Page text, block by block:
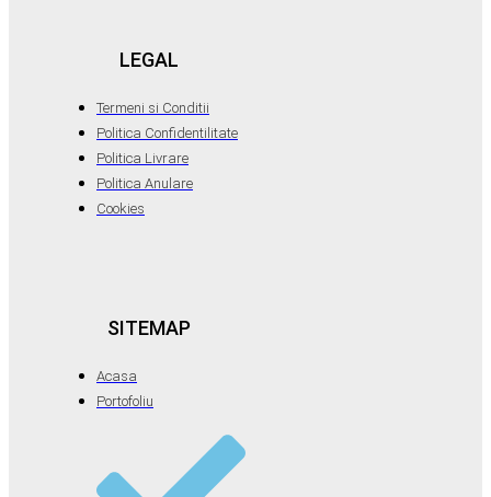
LEGAL
Termeni si Conditii
Politica Confidentilitate
Politica Livrare
Politica Anulare
Cookies
SITEMAP
Acasa
Portofoliu